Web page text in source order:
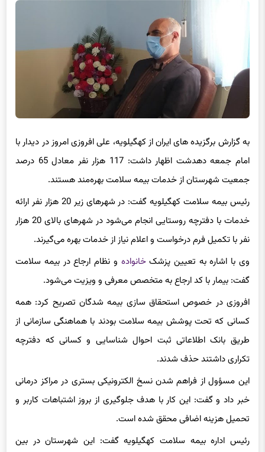
به گزارش برگزیده های ایران از کهگیلویه، علی افروزی امروز در دیدار با
امام جمعه دهدشت اظهار داشت: 117 هزار نفر معادل 65 درصد
جمعیت شهرستان از خدمات بیمه سلامت بهره‌مند هستند.
رئیس بیمه سلامت کهگیلویه گفت: در شهرهای زیر 20 هزار نفر ارائه
خدمات با دفترچه روستایی انجام می‌شود در شهرهای بالای 20 هزار
نفر با تکمیل فرم درخواست و اعلام نیاز از خدمات بهره می‌گیرند.
وی با اشاره به تعیین پزشکخانواده و نظام ارجاع در بیمه سلامت
گفت: بیمار با کد ارجاع به متخصص معرفی و ویزیت می‌شود.
افروزی در خصوص استحقاق سازی بیمه شدگان تصریح کرد: همه
کسانی که تحت پوشش بیمه سلامت بودند با هماهنگی سازمانی از
طریق بانک اطلاعاتی ثبت احوال شناسایی و کسانی که دفترچه
تکراری داشتند حذف شدند.
این مسؤول از فراهم شدن نسخ الکترونیکی بستری در مراکز درمانی
خبر داد و گفت: این کار با هدف جلوگیری از بروز اشتباهات کاربر و
تحمیل هزینه اضافی محقق شده است.
رئیس اداره بیمه سلامت کهگیلویه گفت: این شهرستان در بین